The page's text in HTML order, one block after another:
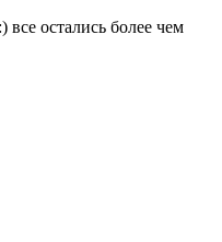
остались более чем